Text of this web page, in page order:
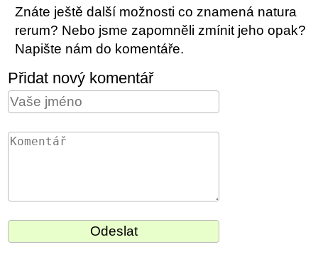
Znáte ještě další možnosti co znamená natura
rerum? Nebo jsme zapomněli zmínit jeho opak?
Napište nám do komentáře.
Přidat nový komentář